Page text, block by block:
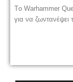
Tο Warhammer
για να ζωντανέψει